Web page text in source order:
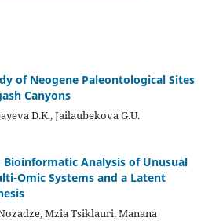
of Neogene Paleontological Sites
Canyons
D.K., Jailaubekova G.U.
Bioinformatic Analysis of Unusual
Omic Systems and a Latent
Mzia Tsiklauri, Manana